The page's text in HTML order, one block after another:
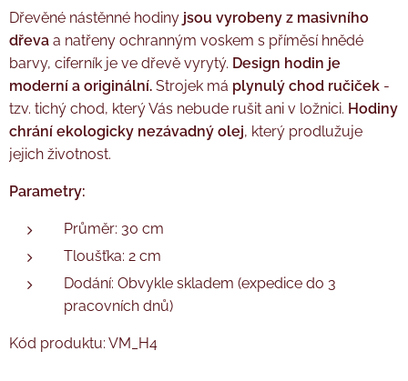
Tužková baterie AA není součástí balení.
Tužková baterie AA není součástí balení.
Dřevěné nástěnné hodiny jsou vyrobeny z masivního
dřeva a natřeny ochranným voskem s příměsí hnědé
barvy, ciferník je ve dřevě vyrytý. Design hodin je
moderní a originální. Strojek má plynulý chod ručiček -
tzv. tichý chod, který Vás nebude rušit ani v ložnici. Hodiny
chrání ekologicky nezávadný olej, který prodlužuje
jejich životnost.
Parametry:
Průměr: 30 cm
Tloušťka: 2 cm
Dodání: Obvykle skladem (expedice do 3
pracovních dnů)
Kód produktu: VM_H4